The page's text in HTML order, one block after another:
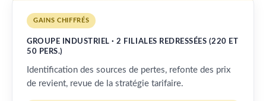
GAINS CHIFFRÉS
GROUPE INDUSTRIEL · 2 FILIALES REDRESSÉES (220 ET
50 PERS.)
Identification des sources de pertes, refonte des prix
de revient, revue de la stratégie tarifaire.